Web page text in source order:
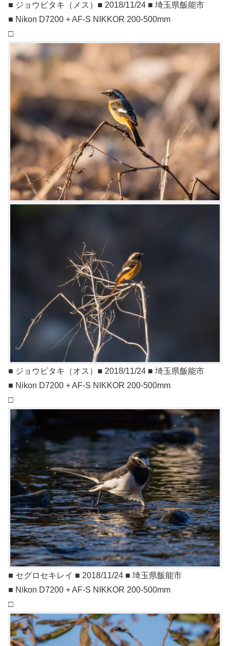
■ ジョウビタキ（メス）■ 2018/11/24 ■ 埼玉県飯能市
■ Nikon D7200 + AF-S NIKKOR 200-500mm
□
■ ジョウビタキ（オス）■ 2018/11/24 ■ 埼玉県飯能市
■ Nikon D7200 + AF-S NIKKOR 200-500mm
□
■ セグロセキレイ ■ 2018/11/24 ■ 埼玉県飯能市
■ Nikon D7200 + AF-S NIKKOR 200-500mm
□